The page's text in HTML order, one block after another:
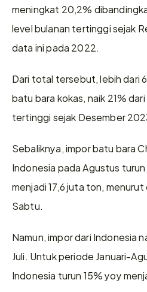
meningkat 20,2%
level bulanan tertinggi sejak
data ini pada 2022.
Dari total tersebut, lebih dari
batu bara kokas, naik 21%
tertinggi sejak Desember
Sebaliknya, impor batu bara
Indonesia pada Agustus
menjadi 17,6 juta ton,
Sabtu.
Namun, impor dari Indonesia
Juli. Untuk periode Januari-
Indonesia turun 15% yoy